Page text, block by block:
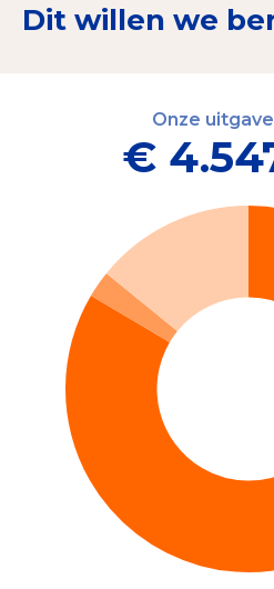
Dit willen we
Onze
€